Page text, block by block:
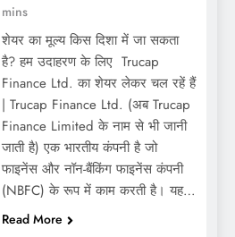
mins
शेयर का मूल्य किस दिशा में जा सकता
है? हम उदाहरण के लिए Trucap
Finance Ltd. का शेयर लेकर चल रहें हैं
| Trucap Finance Ltd. (अब Trucap
Finance Limited के नाम से भी जानी
जाती है) एक भारतीय कंपनी है जो
फाइनेंस और नॉन-बैंकिंग फाइनेंस कंपनी
(NBFC) के रूप में काम करती है। यह…
Read More